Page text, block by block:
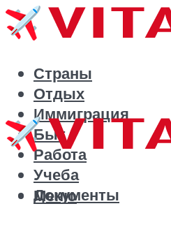
Страны
Отдых
Иммиграция
Быт
Работа
Учеба
Документы
Меню